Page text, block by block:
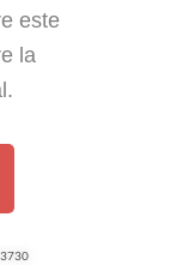
este
la